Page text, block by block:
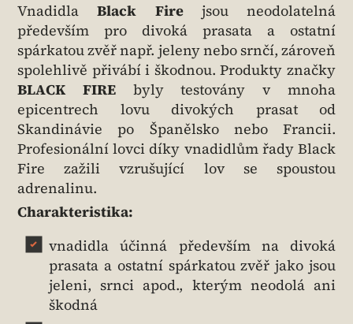
VnadidlaBlack Firejsou neodolatelná
především pro divoká prasata a ostatní
spárkatou zvěř např. jeleny nebo srnčí, zároveň
spolehlivě přivábí i škodnou. Produkty značky
BLACK FIREbyly testovány v mnoha
epicentrech lovu divokých prasat od
Skandinávie po Španělsko nebo Francii.
Profesionální lovci díky vnadidlům řady Black
Fire zažili vzrušující lov se spoustou
adrenalinu.
Charakteristika:
vnadidla účinná především na divoká
prasata a ostatní spárkatou zvěř jako jsou
jeleni, srnci apod., kterým neodolá ani
škodná